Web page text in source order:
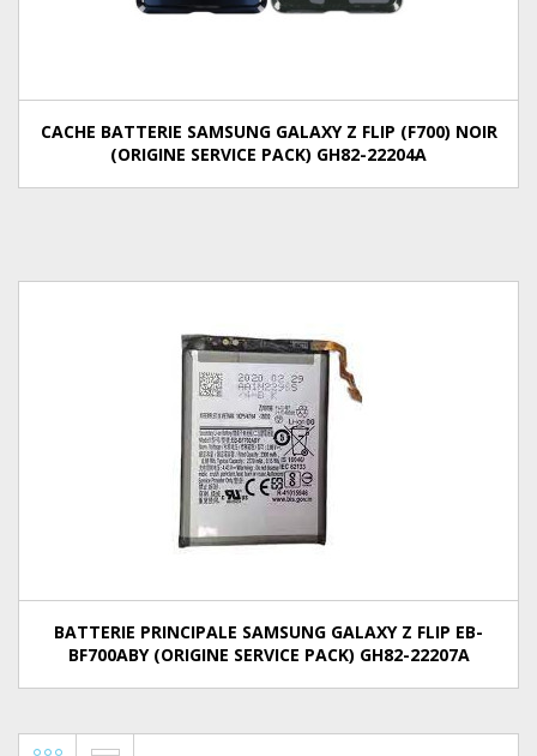
CACHE BATTERIE SAMSUNG GALAXY Z FLIP (F700) NOIR
(ORIGINE SERVICE PACK) GH82-22204A
BATTERIE PRINCIPALE SAMSUNG GALAXY Z FLIP EB-
BF700ABY (ORIGINE SERVICE PACK) GH82-22207A